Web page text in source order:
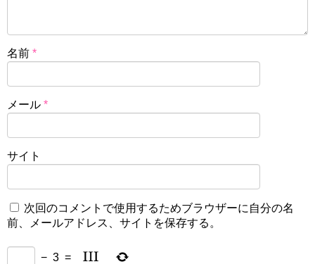
名前 *
メール *
サイト
次回のコメントで使用するためブラウザーに自分の名
前、メールアドレス、サイトを保存する。
− 3 =